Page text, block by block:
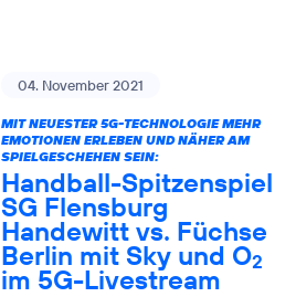
04. November 2021
MIT NEUESTER 5G-TECHNOLOGIE MEHR
EMOTIONEN ERLEBEN UND NÄHER AM
SPIELGESCHEHEN SEIN:
Handball-Spitzenspiel
SG Flensburg
Handewitt vs. Füchse
Berlin mit Sky und O2
im 5G-Livestream